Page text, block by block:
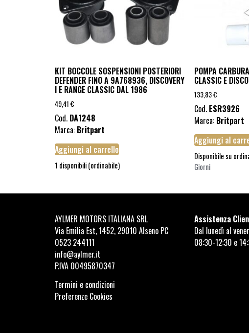
KIT BOCCOLE SOSPENSIONI POSTERIORI
DEFENDER FINO A 9A768936, DISCOVERY
I E RANGE CLASSIC DAL 1986
49,41€
Cod. DA1248
Marca: Britpart
Aggiungi al carrello
1 disponibili (ordinabile)
POMPA
CLASSIC E
133,83€
Cod. ESR3926
Marca: Britpart
Aggiungi al
Disponibile su
Giorni
AYLMER MOTORS ITALIANA SRL
Via Emilia Est, 1452, 29010 Alseno PC
0523 244111
info@aylmer.it
P.IVA 00495870347
Termini e condizioni
Preferenze Cookies
Assistenza
Dal lunedì al
08:30-12:30 e